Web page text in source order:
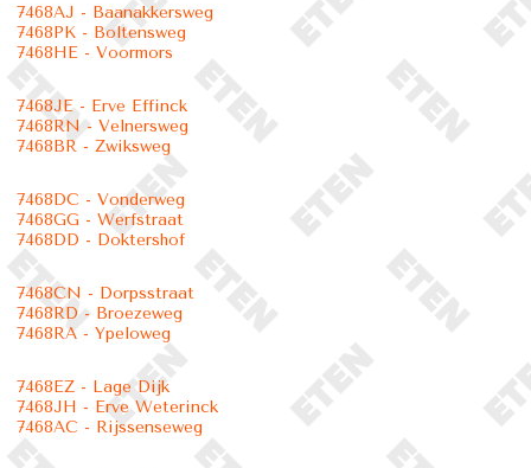
7468AJ - Baanakkersweg
7468PK - Boltensweg
7468HE - Voormors
7468JE - Erve Effinck
7468RN - Velnersweg
7468BR - Zwiksweg
7468DC - Vonderweg
7468GG - Werfstraat
7468DD - Doktershof
7468CN - Dorpsstraat
7468RD - Broezeweg
7468RA - Ypeloweg
7468EZ - Lage Dijk
7468JH - Erve Weterinck
7468AC - Rijssenseweg